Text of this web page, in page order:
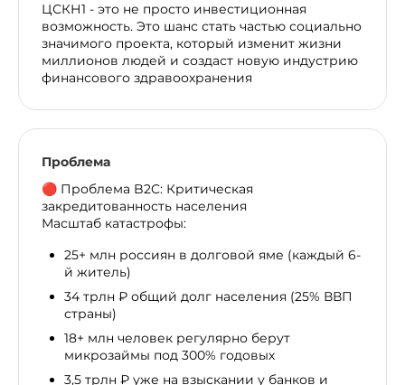
ЦСКН1 - это не просто инвестиционная
возможность. Это шанс стать частью социально
значимого проекта, который изменит жизни
миллионов людей и создаст новую индустрию
финансового здравоохранения
Проблема
🔴 Проблема B2C: Критическая
закредитованность населения
Масштаб катастрофы:
25+ млн россиян в долговой яме (каждый 6-
й житель)
34 трлн ₽ общий долг населения (25% ВВП
страны)
18+ млн человек регулярно берут
микрозаймы под 300% годовых
3,5 трлн ₽ уже на взыскании у банков и